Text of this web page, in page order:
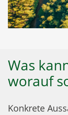
Was
worauf
Konkrete